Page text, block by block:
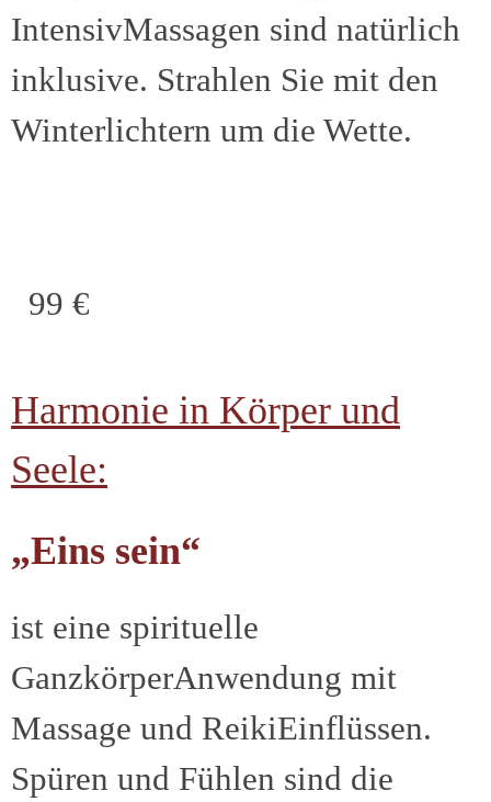
IntensivMassagen sind natürlich
inklusive. Strahlen Sie mit den
Winterlichtern um die Wette.
99 €
Harmonie in Körper und
Seele:
„Eins sein“
ist eine spirituelle
GanzkörperAnwendung mit
Massage und ReikiEinflüssen.
Spüren und Fühlen sind die